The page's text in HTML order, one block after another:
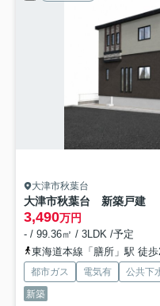
大津市秋葉台
大津市秋葉台 新築戸建
3,490万円
- / 99.36㎡ / 3LDK /予定
東海道本線「膳所」駅 徒
都市ガス 電気有
公共下
新築